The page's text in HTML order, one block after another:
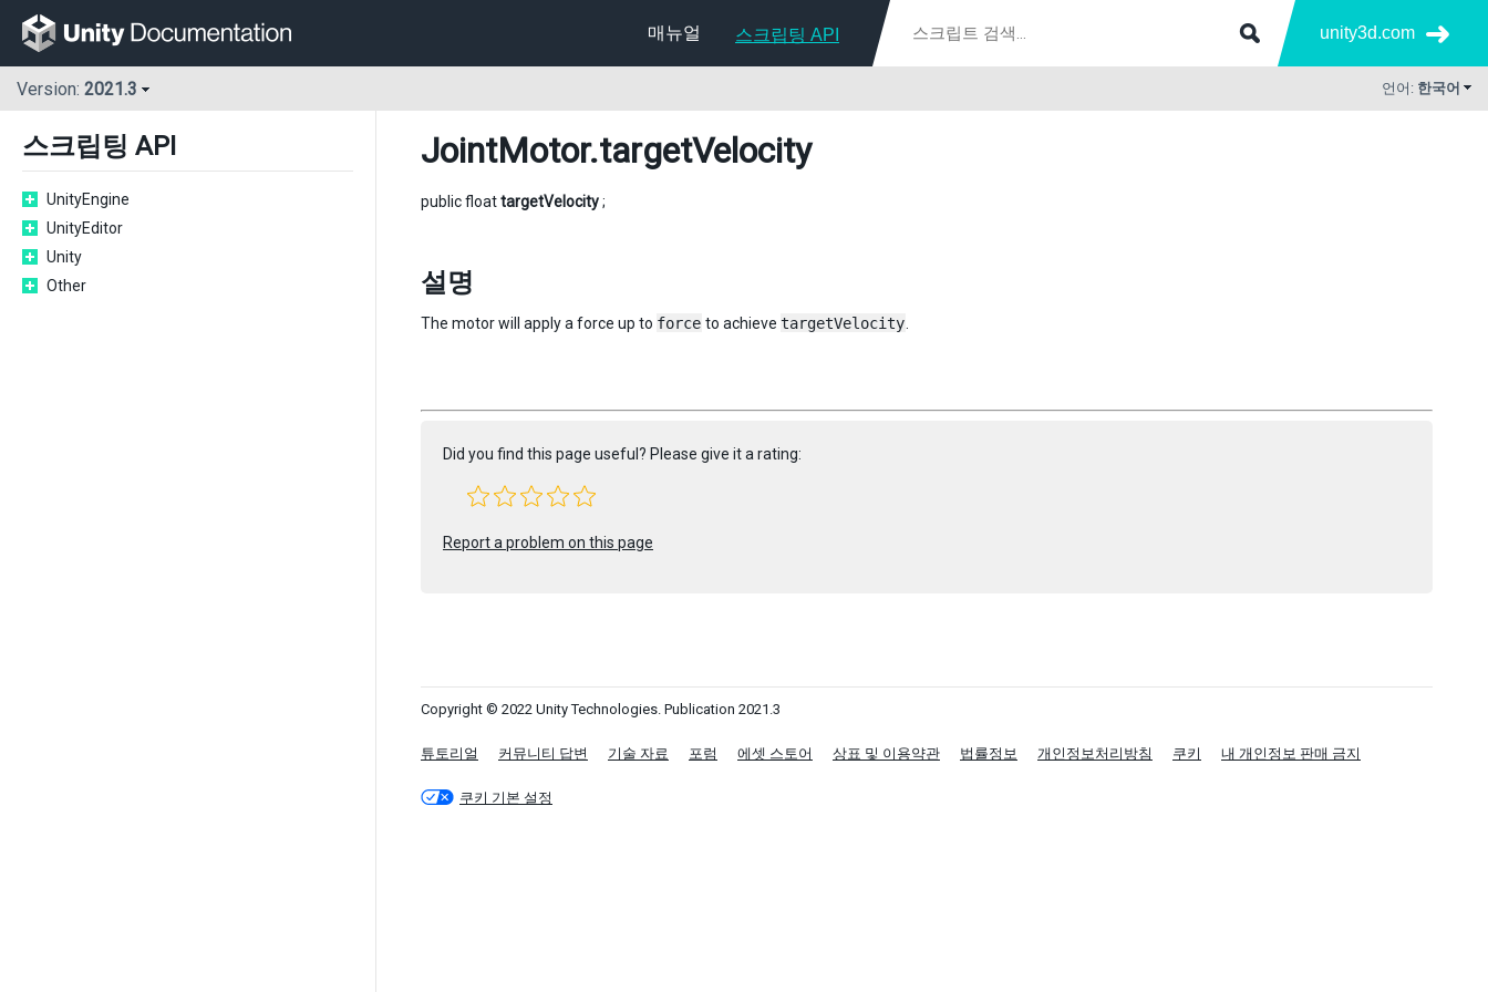
매뉴얼 스크립팅 API unity3d.com
Version: 2021.3 언어: 한국어
스크립팅 API
UnityEngine
UnityEditor
Unity
Other
JointMotor.targetVelocity
public floattargetVelocity;
설명
The motor will apply a force up to force to achieve targetVelocity
Did you find this page useful? Please give it a rating:
Report a problem on this page
Copyright © 2022 Unity Technologies. Publication 2021.3
튜토리얼 커뮤니티 답변 기술 자료 포럼 에셋 스토어 상표 및 이용약관 법률정보 개인정보처리방침 쿠키 내 개인정보 판매 금지
쿠키 기본 설정